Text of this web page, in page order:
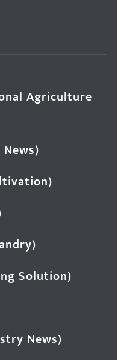
Agriculture
News)
Solution)
News)